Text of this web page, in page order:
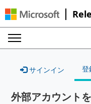
サインイン 登
外部アカウント